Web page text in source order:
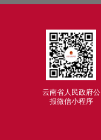
云南省人民政府公
报微信小程序